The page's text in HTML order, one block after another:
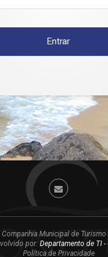
Companhia Municipal de Turismo
por: Departamento de TI -
Política de Privacidade